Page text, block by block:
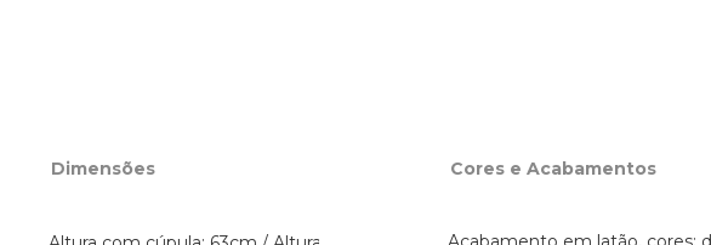
Dimensões Cores e Acabamentos